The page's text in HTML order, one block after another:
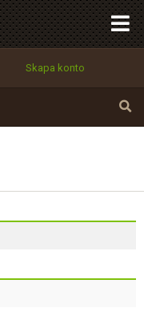
Skapa konto
Tillbaka till förstasidan